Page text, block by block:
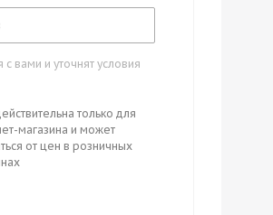
вами и уточнят условия
только для
магазина и может
от цен в розничных